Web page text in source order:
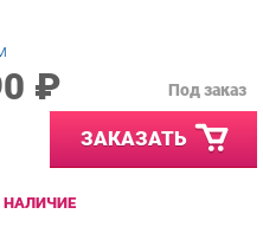
₽
ЗАКАЗАТЬ